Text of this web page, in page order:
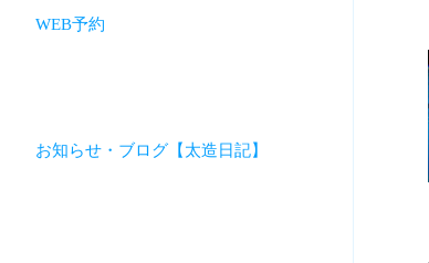
WEB予約
お知らせ・ブログ【太造日記】